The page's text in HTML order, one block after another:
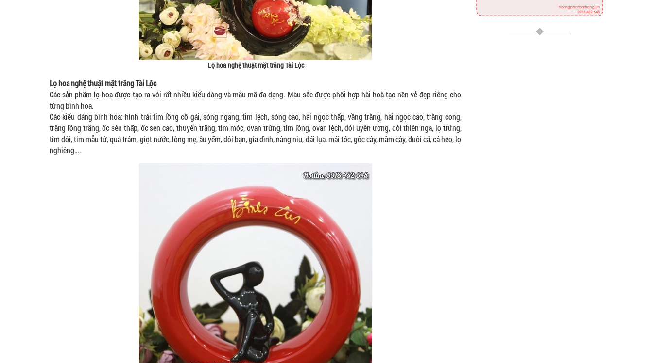
Lọ hoa nghệ thuật mặt trăng Tài Lộc
Lọ hoa nghệ thuật mặt trăng Tài Lộc
Các sản phẩm lọ hoa được tạo ra với rất nhiều kiểu dáng và mẫu mã đa dạng. Màu sắc được phối hợp hài hoà tạo nên vẻ đẹp riêng cho
từng bình hoa.
Các kiểu dáng bình hoa: hình trái tim lồng cô gái, sóng ngang, tim lệch, sóng cao, hài ngọc thấp, vầng trăng, hài ngọc cao, trăng cong,
trăng lồng trăng, ốc sên thấp, ốc sen cao, thuyển trăng, tim móc, ovan trứng, tim lồng, ovan lệch, đôi uyên ương, đôi thiên nga, lọ trứng,
tim đôi, tim mẫu tử, quả trám, giọt nước, lòng mẹ, âu yếm, đôi bạn, gia đình, nâng niu, dải lụa, mái tóc, gốc cây, mầm cây, đuôi cá, cá heo, lọ
nghiêng….